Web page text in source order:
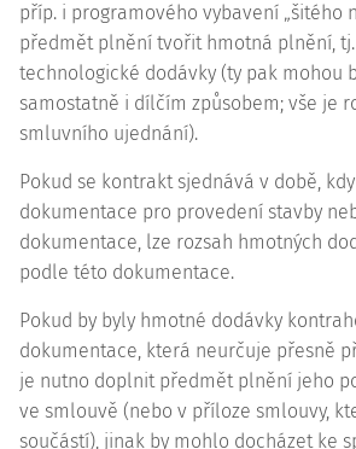
příp. i programového vybavení „šitého
předmět plnění tvořit hmotná plnění,
technologické dodávky (ty pak mohou
samostatně i dílčím způsobem; vše je
smluvního ujednání).
Pokud se kontrakt sjednává v době,
dokumentace pro provedení stavby
dokumentace, lze rozsah hmotných
podle této dokumentace.
Pokud by byly hmotné dodávky
dokumentace, která neurčuje přesně
je nutno doplnit předmět plnění jeho
ve smlouvě (nebo v příloze smlouvy,
součástí), jinak by mohlo docházet ke